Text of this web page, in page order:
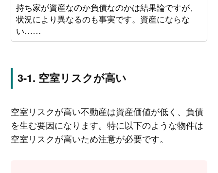
持ち家が資産なのか負債なのかは結果論ですが、
状況により異なるのも事実です。資産にならな
い……
空室リスクが高い
空室リスクが高い不動産は資産価値が低く、負債
を生む要因になります。特に以下のような物件は
空室リスクが高いため注意が必要です。